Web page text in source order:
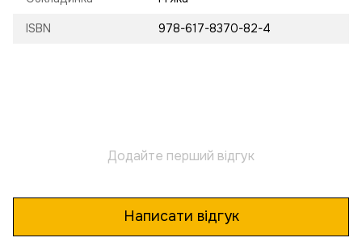
ISBN 978-617-8370-82-4
Додайте перший відгук
Написати відгук